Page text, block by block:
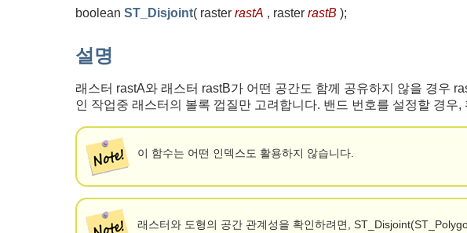
boolean ST_Disjoint( raster rastA , raster rastB );
설명
래스터 rastA와 래스터 rastB가 어떤 공간도 함께 공유하지 않을 경우
인 작업중 래스터의 볼록 껍질만 고려합니다. 밴드 번호를 설정할 경
이 함수는 어떤 인덱스도 활용하지 않습니다.
래스터와 도형의 공간 관계성을 확인하려면,